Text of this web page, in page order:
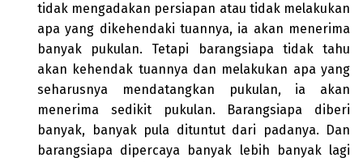
tidak mengadakan persiapan atau tidak melakukan
apa yang dikehendaki tuannya, ia akan menerima
banyak pukulan. Tetapi barangsiapa tidak tahu
akan kehendak tuannya dan melakukan apa yang
seharusnya mendatangkan pukulan, ia akan
menerima sedikit pukulan. Barangsiapa diberi
banyak, banyak pula dituntut dari padanya. Dan
barangsiapa dipercaya banyak lebih banyak lagi